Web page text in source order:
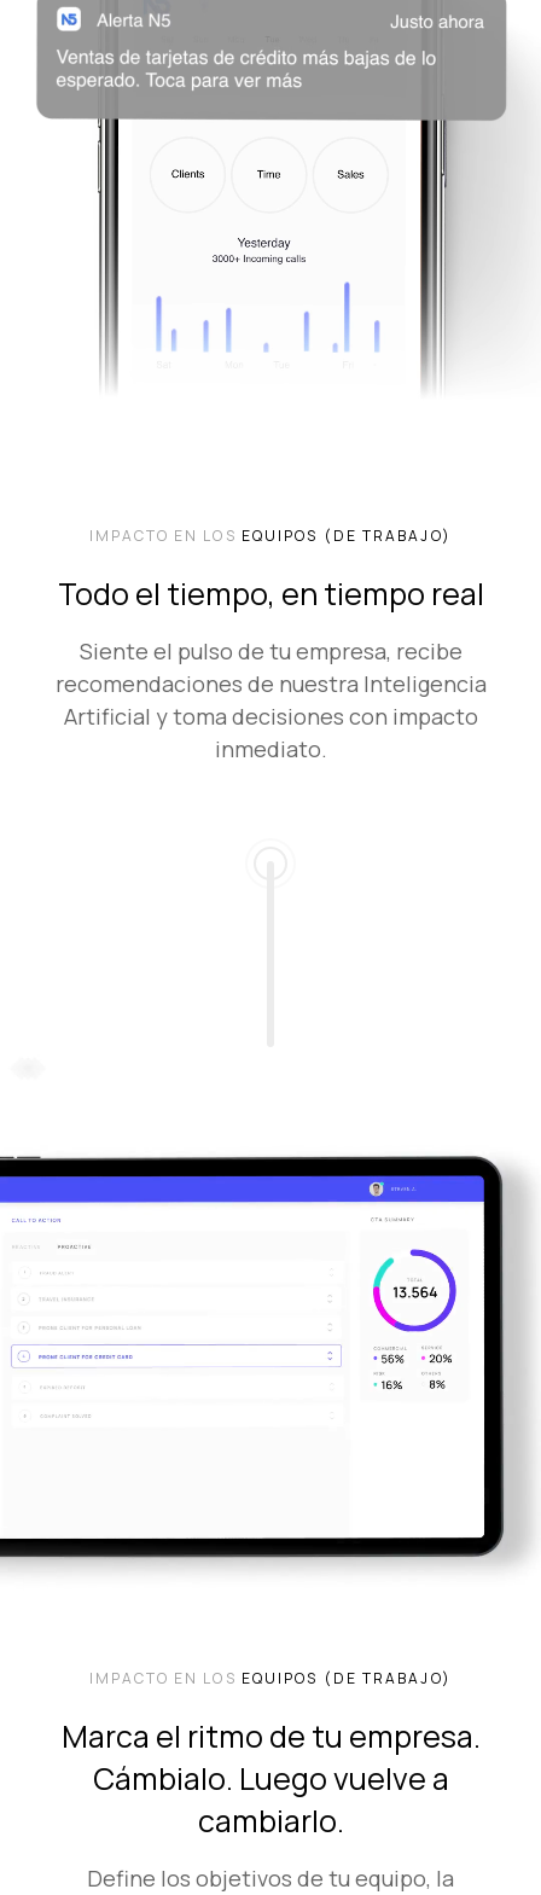
IMPACTO EN LOS EQUIPOS (DE TRABAJO)
Todo el tiempo, en tiempo real
Siente el pulso de tu empresa, recibe
recomendaciones de nuestra Inteligencia
Artificial y toma decisiones con impacto
inmediato.
IMPACTO EN LOS EQUIPOS (DE TRABAJO)
Marca el ritmo de tu empresa.
Cámbialo. Luego vuelve a
cambiarlo.
Define los objetivos de tu equipo, la